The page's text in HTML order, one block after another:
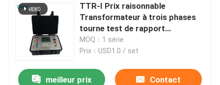
TTR-I Prix raisonnable
Transformateur à trois phases
tourne test de rapport
Transformateur testeur
MOQ：1 série
Prix：USD1.0 / set
meilleur prix Contact